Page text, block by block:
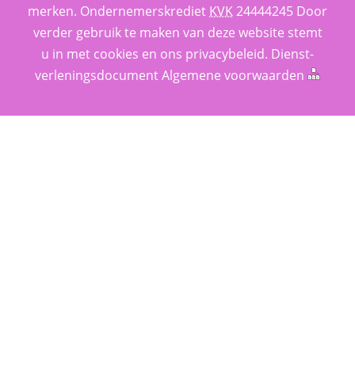
merken. Ondernemerskrediet KVK 24444245 Door
verder gebruik te maken van deze website stemt
u in met cookies en ons privacy­beleid. Dienst­
verlenings­documentAlgemene voorwaarden